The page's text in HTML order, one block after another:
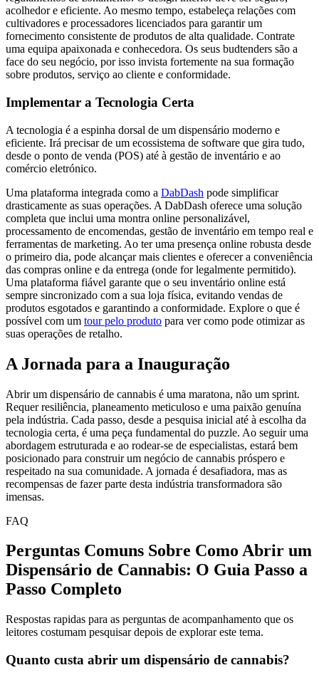
acolhedor e eficiente. Ao mesmo tempo, estabeleça relações com
cultivadores e processadores licenciados para garantir um
fornecimento consistente de produtos de alta qualidade. Contrate
uma equipa apaixonada e conhecedora. Os seus budtenders são a
face do seu negócio, por isso invista fortemente na sua formação
sobre produtos, serviço ao cliente e conformidade.
Implementar a Tecnologia Certa
A tecnologia é a espinha dorsal de um dispensário moderno e
eficiente. Irá precisar de um ecossistema de software que gira tudo,
desde o ponto de venda (POS) até à gestão de inventário e ao
comércio eletrónico.
Uma plataforma integrada como a DabDash pode simplificar
drasticamente as suas operações. A DabDash oferece uma solução
completa que inclui uma montra online personalizável,
processamento de encomendas, gestão de inventário em tempo real e
ferramentas de marketing. Ao ter uma presença online robusta desde
o primeiro dia, pode alcançar mais clientes e oferecer a conveniência
das compras online e da entrega (onde for legalmente permitido).
Uma plataforma fiável garante que o seu inventário online está
sempre sincronizado com a sua loja física, evitando vendas de
produtos esgotados e garantindo a conformidade. Explore o que é
possível com um tour pelo produto para ver como pode otimizar as
suas operações de retalho.
A Jornada para a Inauguração
Abrir um dispensário de cannabis é uma maratona, não um sprint.
Requer resiliência, planeamento meticuloso e uma paixão genuína
pela indústria. Cada passo, desde a pesquisa inicial até à escolha da
tecnologia certa, é uma peça fundamental do puzzle. Ao seguir uma
abordagem estruturada e ao rodear-se de especialistas, estará bem
posicionado para construir um negócio de cannabis próspero e
respeitado na sua comunidade. A jornada é desafiadora, mas as
recompensas de fazer parte desta indústria transformadora são
imensas.
FAQ
Perguntas Comuns Sobre Como Abrir um
Dispensário de Cannabis: O Guia Passo a
Passo Completo
Respostas rapidas para as perguntas de acompanhamento que os
leitores costumam pesquisar depois de explorar este tema.
Quanto custa abrir um dispensário de cannabis?